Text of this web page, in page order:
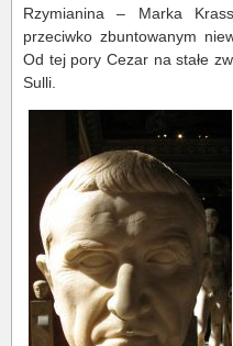
Rzymianina – Marka
przeciwko zbuntowanym
Od tej pory Cezar na stałe
Sulli.